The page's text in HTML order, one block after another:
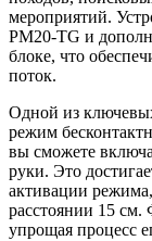
мероприятий.
PM20-TG и
блоке, что
поток.
Одной из
режим
вы сможете
руки. Это
активации
расстоянии 15
упрощая процесс